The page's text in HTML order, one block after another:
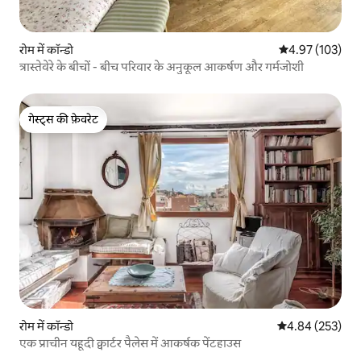
रोम में कॉन्डो औसत रेटिंग 5 में से
4.97 (103)
त्रास्तेवेरे के बीचों - बीच परिवार के अनुकूल आकर्षण और गर्मजोशी
गेस्ट्स की फ़ेवरेट
गेस्ट्स की फ़ेवरेट
रोम में कॉन्डो औसत रेटिंग 5 में से
4.84 (253)
एक प्राचीन यहूदी क्वार्टर पैलेस में आकर्षक पेंटहाउस